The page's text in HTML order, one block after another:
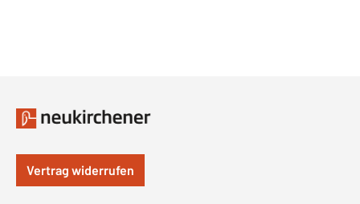
Vertrag widerrufen